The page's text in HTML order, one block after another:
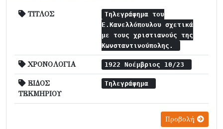
ΤΙΤΛΟΣ
Τηλεγράφημα του
Ε.Κανελλόπουλου σχετικά
με τους χριστιανούς της
Κωνσταντινούπολης.
ΧΡΟΝΟΛΟΓΙΑ 1922 Νοέμβριος 10/23
ΕΙΔΟΣ
ΤΕΚΜΗΡΙΟΥ
Τηλεγράφημα
Προβολή